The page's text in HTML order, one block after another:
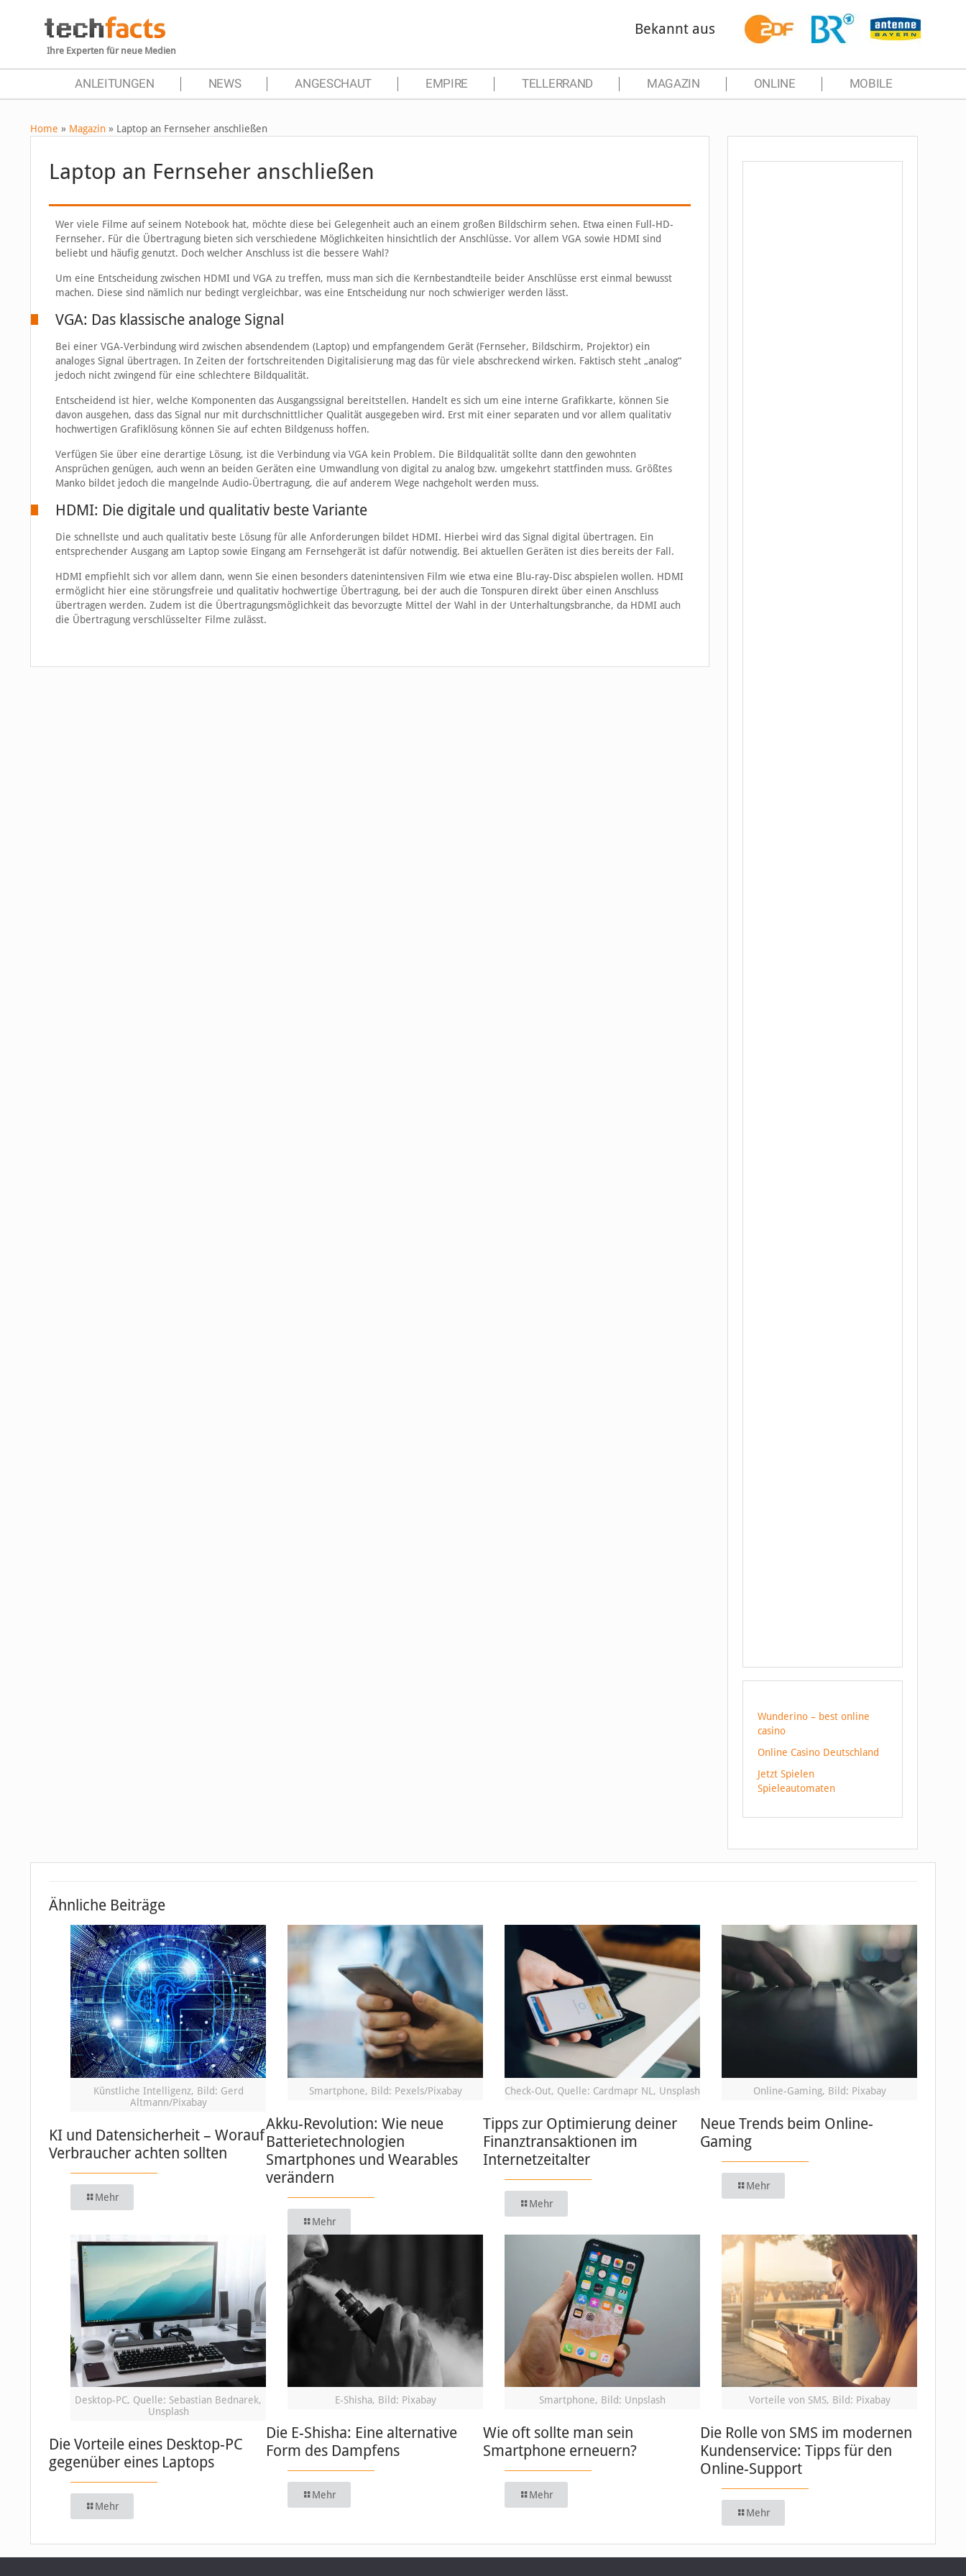
Ihre Experten für neue Medien
Bekannt aus
ANLEITUNGEN NEWS ANGESCHAUT EMPIRE TELLERRAND MAGAZIN ONLINE MOBILE
Home » Magazin » Laptop an Fernseher anschließen
Laptop an Fernseher anschließen
Wer viele Filme auf seinem Notebook hat, möchte diese bei Gelegenheit auch an einem großen Bildschirm sehen. Etwa einen Full-HD-
Fernseher. Für die Übertragung bieten sich verschiedene Möglichkeiten hinsichtlich der Anschlüsse. Vor allem VGA sowie HDMI sind
beliebt und häufig genutzt. Doch welcher Anschluss ist die bessere Wahl?
Um eine Entscheidung zwischen HDMI und VGA zu treffen, muss man sich die Kernbestandteile beider Anschlüsse erst einmal bewusst
machen. Diese sind nämlich nur bedingt vergleichbar, was eine Entscheidung nur noch schwieriger werden lässt.
VGA: Das klassische analoge Signal
Bei einer VGA-Verbindung wird zwischen absendendem (Laptop) und empfangendem Gerät (Fernseher, Bildschirm, Projektor) ein
analoges Signal übertragen. In Zeiten der fortschreitenden Digitalisierung mag das für viele abschreckend wirken. Faktisch steht „analog“
jedoch nicht zwingend für eine schlechtere Bildqualität.
Entscheidend ist hier, welche Komponenten das Ausgangssignal bereitstellen. Handelt es sich um eine interne Grafikkarte, können Sie
davon ausgehen, dass das Signal nur mit durchschnittlicher Qualität ausgegeben wird. Erst mit einer separaten und vor allem qualitativ
hochwertigen Grafiklösung können Sie auf echten Bildgenuss hoffen.
Verfügen Sie über eine derartige Lösung, ist die Verbindung via VGA kein Problem. Die Bildqualität sollte dann den gewohnten
Ansprüchen genügen, auch wenn an beiden Geräten eine Umwandlung von digital zu analog bzw. umgekehrt stattfinden muss. Größtes
Manko bildet jedoch die mangelnde Audio-Übertragung, die auf anderem Wege nachgeholt werden muss.
HDMI: Die digitale und qualitativ beste Variante
Die schnellste und auch qualitativ beste Lösung für alle Anforderungen bildet HDMI. Hierbei wird das Signal digital übertragen. Ein
entsprechender Ausgang am Laptop sowie Eingang am Fernsehgerät ist dafür notwendig. Bei aktuellen Geräten ist dies bereits der Fall.
HDMI empfiehlt sich vor allem dann, wenn Sie einen besonders datenintensiven Film wie etwa eine Blu-ray-Disc abspielen wollen. HDMI
ermöglicht hier eine störungsfreie und qualitativ hochwertige Übertragung, bei der auch die Tonspuren direkt über einen Anschluss
übertragen werden. Zudem ist die Übertragungsmöglichkeit das bevorzugte Mittel der Wahl in der Unterhaltungsbranche, da HDMI auch
die Übertragung verschlüsselter Filme zulässt.
Wunderino – best online
casino
Online Casino Deutschland
Jetzt Spielen
Spieleautomaten
Ähnliche Beiträge
Künstliche Intelligenz, Bild: Gerd
Altmann/Pixabay
KI und Datensicherheit – Worauf
Verbraucher achten sollten
Mehr
Smartphone, Bild: Pexels/Pixabay
Akku-Revolution: Wie neue
Batterietechnologien
Smartphones und Wearables
verändern
Mehr
Check-Out, Quelle: Cardmapr NL, Unsplash
Tipps zur Optimierung deiner
Finanztransaktionen im
Internetzeitalter
Mehr
Online-Gaming, Bild: Pixabay
Neue Trends beim Online-
Gaming
Mehr
Desktop-PC, Quelle: Sebastian Bednarek,
Unsplash
Die Vorteile eines Desktop-PC
gegenüber eines Laptops
Mehr
E-Shisha, Bild: Pixabay
Die E-Shisha: Eine alternative
Form des Dampfens
Mehr
Smartphone, Bild: Unpslash
Wie oft sollte man sein
Smartphone erneuern?
Mehr
Vorteile von SMS, Bild: Pixabay
Die Rolle von SMS im modernen
Kundenservice: Tipps für den
Online-Support
Mehr